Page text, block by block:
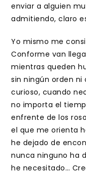
enviar a alguien
admitiendo, claro
Yo mismo me
Conforme van
mientras queden
sin ningún orden ni
curioso, cuando
no importa el
enfrente de los
el que me orienta
he dejado de
nunca ninguno ha
he necesitado…